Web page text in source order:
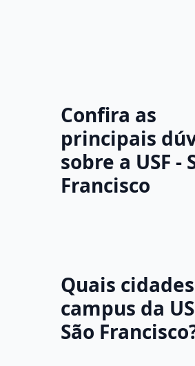
Confira as
principais
sobre a USF -
Francisco
Quais
campus da
São